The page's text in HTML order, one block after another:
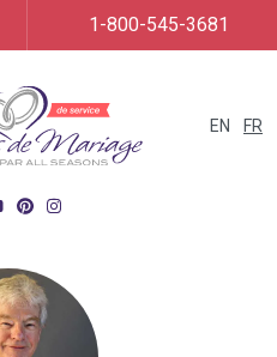
EN FR
1-800-545-3681